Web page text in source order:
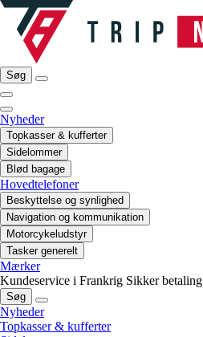
Søg
Nyheder
Topkasser & kufferter
Sidelommer
Blød bagage
Hovedtelefoner
Beskyttelse og synlighed
Navigation og kommunikation
Motorcykeludstyr
Tasker generelt
Mærker
Kundeservice i Frankrig Sikker betaling
Søg
Nyheder
Topkasser & kufferter